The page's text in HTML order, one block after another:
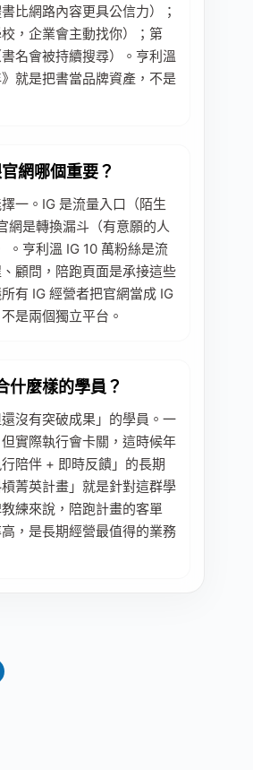
比網路內容更具公信力）；
，企業會主動找你）；第
名會被持續搜尋）。亨利溫
就是把書當品牌資產，不是
網哪個重要？
一。IG 是流量入口（陌生
網是轉換漏斗（有意願的人
。亨利溫 IG 10 萬粉絲是流
顧問，陪跑頁面是承接這些
有 IG 經營者把官網當成 IG
是兩個獨立平台。
什麼樣的學員？
沒有突破成果」的學員。一
實際執行會卡關，這時候年
陪伴 + 即時反饋」的長期
菁英計畫」就是針對這群學
練來說，陪跑計畫的客單
，是長期經營最值得的業務